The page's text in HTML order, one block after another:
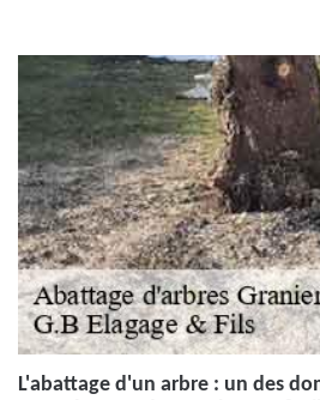
L'abattage d'un arbre : un des